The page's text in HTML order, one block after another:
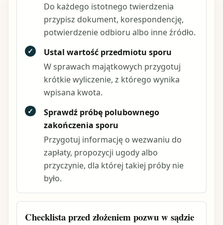
Do każdego istotnego twierdzenia
przypisz dokument, korespondencję,
potwierdzenie odbioru albo inne źródło.
✓
Ustal wartość przedmiotu sporu
W sprawach majątkowych przygotuj
krótkie wyliczenie, z którego wynika
wpisana kwota.
✓
Sprawdź próbę polubownego
zakończenia sporu
Przygotuj informację o wezwaniu do
zapłaty, propozycji ugody albo
przyczynie, dla której takiej próby nie
było.
Checklista przed złożeniem pozwu w sądzie